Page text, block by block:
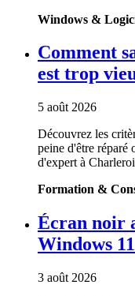
Windows &
Comment
est trop
5 août 2026
Découvrez les
peine d'être réparé
d'expert à
Formation &
Écran noir
Windows
3 août 2026